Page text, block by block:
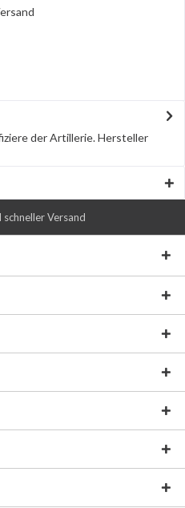
der Artillerie. Hersteller
schneller Versand